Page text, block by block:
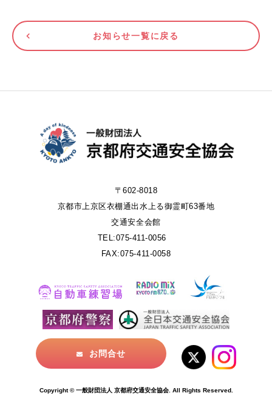
お知らせ一覧に戻る
〒602-8018
京都市上京区衣棚通出水上る御霊町63番地
交通安全会館
TEL:075-411-0056
FAX:075-411-0058
お問合せ
Copyright © 一般財団法人 京都府交通安全協会. All Rights Reserved.